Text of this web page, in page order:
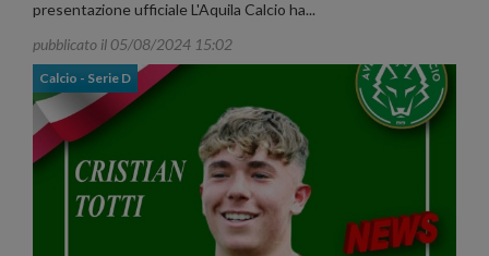
presentazione ufficiale L'Aquila Calcio ha...
pubblicato il 05/08/2024 15:02
Calcio - Serie D